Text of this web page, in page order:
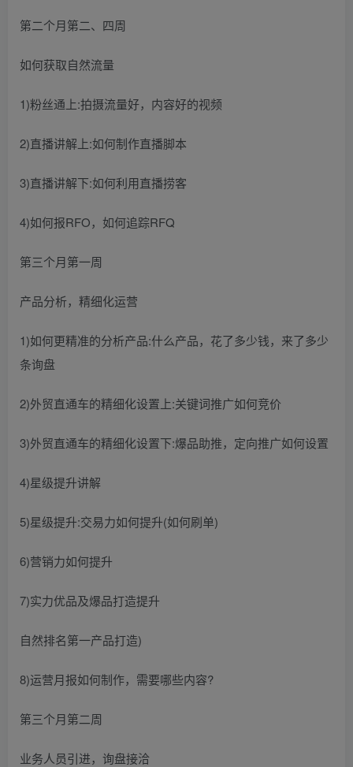
第二个月第二、四周
如何获取自然流量
1)粉丝通上:拍摄流量好，内容好的视频
2)直播讲解上:如何制作直播脚本
3)直播讲解下:如何利用直播捞客
4)如何报RFO，如何追踪RFQ
第三个月第一周
产品分析，精细化运营
1)如何更精准的分析产品:什么产品，花了多少钱，来了多少
条询盘
2)外贸直通车的精细化设置上:关键词推广如何竞价
3)外贸直通车的精细化设置下:爆品助推，定向推广如何设置
4)星级提升讲解
5)星级提升:交易力如何提升(如何刷单)
6)营销力如何提升
7)实力优品及爆品打造提升
自然排名第一产品打造)
8)运营月报如何制作，需要哪些内容?
第三个月第二周
业务人员引进，询盘接洽